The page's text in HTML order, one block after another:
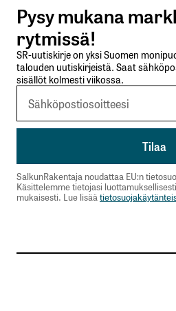
Lähetä kommentti
Pysy mukana
rytmissä!
SR-uutiskirje on yksi Suomen
talouden uutiskirjeistä. Saat
sisällöt kolmesti viikossa.
SalkunRakentaja noudattaa EU:n
Käsittelemme tietojasi
mukaisesti. Lue lisää